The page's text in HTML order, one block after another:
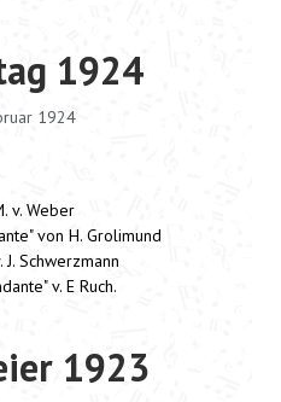
1924
1924
v. Weber
von H. Grolimund
Schwerzmann
v. E Ruch.
1923